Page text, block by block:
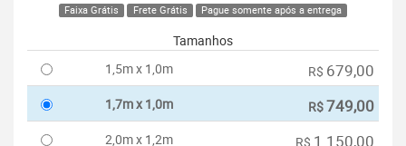
Faixa Grátis Frete Grátis Pague somente após a entrega
Tamanhos
1,5m x 1,0m
R$ 679,00
1,7m x 1,0m R$749,00
2,0m x 1,2m R$ 1.150,00